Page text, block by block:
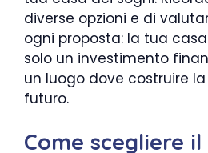
diverse opzioni e di
ogni proposta: la tua
solo un investimento
un luogo dove costruire
futuro.
Come scegliere